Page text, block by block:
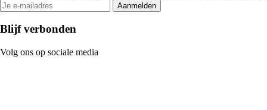
Aanmelden
Blijf verbonden
Volg ons op sociale media